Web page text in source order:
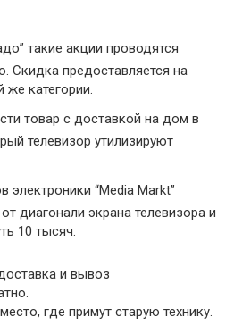
такие акции проводятся
Скидка предоставляется на
категории.
товар с доставкой на дом в
телевизор утилизируют
электроники “Media Markt”
диагонали экрана телевизора и
10 тысяч.
и вывоз
где примут старую технику.